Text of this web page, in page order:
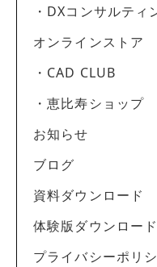
・DXコンサルティ
オンラインストア
・CAD CLUB
・恵比寿ショップ
お知らせ
ブログ
資料ダウンロード
体験版ダウンロード
プライバシーポリ